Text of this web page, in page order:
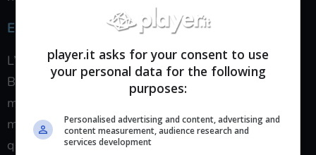
Elimina nemici nel quartiere o in lande letali.
L’ultima missione i questa settimana di Fortnite
Battaglia Reale chiede al giocatore di fare una
mattanza all’interno di due specifiche location del
mondo di gioco: il quartiere e lande letali. Il
quartiere, nello specifico, è una location in perenne
player.it asks for your consent to use
your personal data for the following
purposes:
Personalised advertising and content, advertising and
content measurement, audience research and
services development